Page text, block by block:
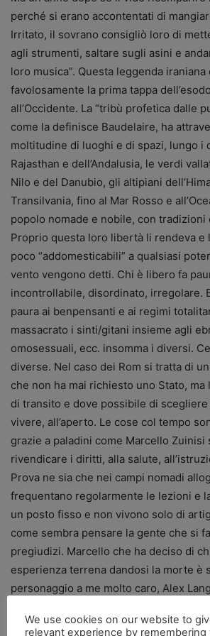
perché si erano accontentati di
Irritato, il sovrano consigliò loro di
agli strumenti, saltare sugli asini e
loro musica”. Questa leggenda
favolosamente la prima tappa
all’Occidente. La “tribù profetica dalle
come la definisce Baudelaire, ha
moltitudine di luoghi e di spazi, lungo i
Rajasthan e dell’Andalusia, le verdi
Nilo e del Danubio, gli altipiani
Transilvania, fino al Mar Rosso e
popolo nomade e nobile, con
Proprio questa loro libertà li rendeva e
poco “addomesticabili” a qualsiasi
vento vengono detti. Chi è libero fa
incontrollabile, disordinato, irregolare.
paura ai benpensanti e ai regimi
massacrato i sinti/gitani insieme agli
omosessuali, ecc. insomma i diversi.
diverse. Nel caso dei Rom si tratta di
che non ha mai richiesto uno Stato,
di transito e dove possibile di
vivere, all’aperto. Le cose col tempo
grazie a paladini come Marcello Zuinisi
rivendicare i diritti, alla salute,
Prova ne sia che nei campi nomadi
frequentano regolarmente le lezioni e
un posto fisso e non vivono solo di
come sembra pensare la gente che si
pregiudizi. Marcello che ha deciso di
esperienza terrena dandosi la morte è
personaggio a me molto caro, Alex
sorta di messaggero della pace,
We use cookies on our website to
relevant experience by remembering